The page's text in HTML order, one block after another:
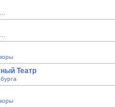
Театр